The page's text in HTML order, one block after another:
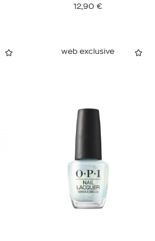
12,90 €
web exclusive